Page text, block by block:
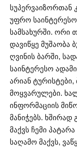
სუპერვაიზორთან
უფრო
სამსახურში. ორი
დავიწყე მუშაობა
ღვინის ბარში,
საინტერესო
არიან ტურისტები,
მოყვარულები.
ინფორმაციის
მანიჭებს. ხშირად
მაქვს ჩემი
საღამო მაქვს,